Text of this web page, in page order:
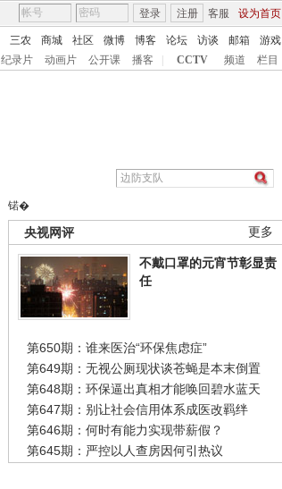
客服 设为首页
登录 注册
三农 商城 社区 微博 博客 论坛 访谈 邮箱
游戏
纪录片 动画片 公开课 播客 CCTV 频道 栏目
锘�
更多
央视网评
不戴口罩的元宵节彰显责
任
第650期：谁来医治“环保焦虑症”
第649期：无视公厕现状谈苍蝇是本末倒置
第648期：环保逼出真相才能唤回碧水蓝天
第647期：别让社会信用体系成医改羁绊
第646期：何时有能力实现带薪假？
第645期：严控以人查房因何引热议